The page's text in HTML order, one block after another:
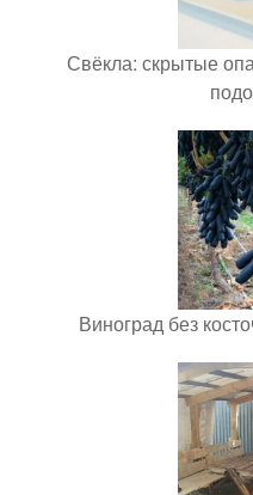
Свёкла: скрытые
Виноград без